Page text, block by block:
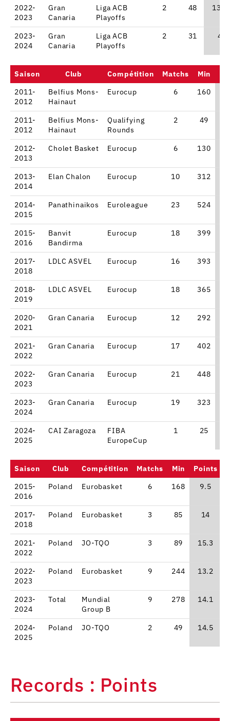
2022-
2023
Gran
Canaria
Liga ACB
Playoffs
2 48 13.5
2023-
2024
Gran
Canaria
Liga ACB
Playoffs
2 31 4
Saison Club Compétition Matchs Min
2011-
2012
Belfius Mons-
Hainaut
Eurocup 6 160
2011-
2012
Belfius Mons-
Hainaut
Qualifying
Rounds
2 49
2012-
2013
Cholet Basket Eurocup 6 130
2013-
2014
Elan Chalon Eurocup 10 312
2014-
2015
Panathinaikos Euroleague 23 524
2015-
2016
Banvit
Bandirma
Eurocup 18 399
2017-
2018
LDLC ASVEL Eurocup 16 393
2018-
2019
LDLC ASVEL Eurocup 18 365
2020-
2021
Gran Canaria Eurocup 12 292
2021-
2022
Gran Canaria Eurocup 17 402
2022-
2023
Gran Canaria Eurocup 21 448
2023-
2024
Gran Canaria Eurocup 19 323
2024-
2025
CAI Zaragoza
FIBA
EuropeCup
1 25
Saison Club Compétition Matchs Min Points
2015-
2016
Poland Eurobasket 6 168 9.5
2017-
2018
Poland Eurobasket 3 85 14
2021-
2022
Poland JO-TQO 3 89 15.3
2022-
2023
Poland Eurobasket 9 244 13.2
2023-
2024
Total
Mundial
Group B
9 278 14.1
2024-
2025
Poland JO-TQO 2 49 14.5
Records : Points